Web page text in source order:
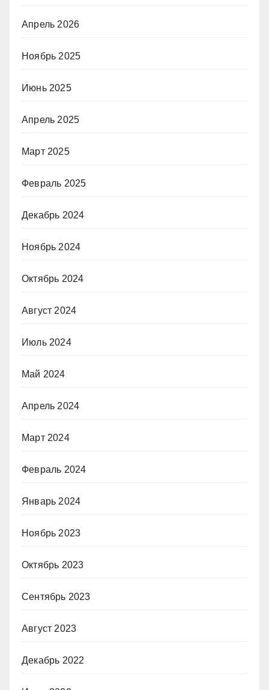
Апрель 2026
Ноябрь 2025
Июнь 2025
Апрель 2025
Март 2025
Февраль 2025
Декабрь 2024
Ноябрь 2024
Октябрь 2024
Август 2024
Июль 2024
Май 2024
Апрель 2024
Март 2024
Февраль 2024
Январь 2024
Ноябрь 2023
Октябрь 2023
Сентябрь 2023
Август 2023
Декабрь 2022